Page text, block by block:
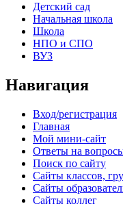
Детский сад
Начальная школа
Школа
НПО и СПО
ВУЗ
Навигация
Вход/регистрация
Главная
Мой мини-сайт
Ответы на
Поиск по сайту
Сайты классов,
Сайты
Сайты коллег